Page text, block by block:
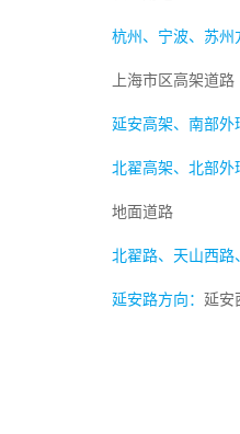
杭州、宁波、苏州
上海市区高架道路
延安高架、南部外
北翟高架、北部外
地面道路
北翟路、天山西路
延安路方向： 延安